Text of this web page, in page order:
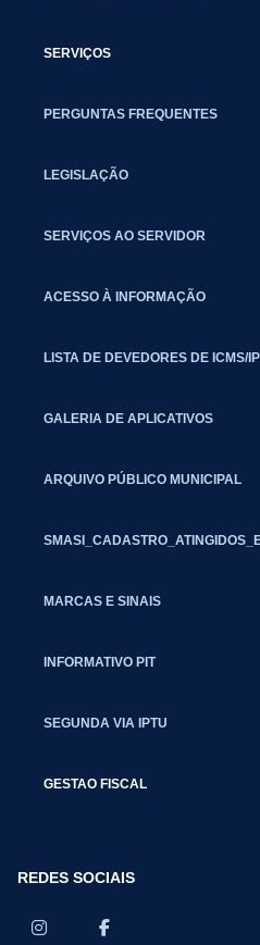
SERVIÇOS
PERGUNTAS FREQUENTES
LEGISLAÇÃO
SERVIÇOS AO SERVIDOR
ACESSO À INFORMAÇÃO
LISTA DE DEVEDORES DE ICMS/
GALERIA DE APLICATIVOS
ARQUIVO PÚBLICO MUNICIPAL
MARCAS E SINAIS
INFORMATIVO PIT
SEGUNDA VIA IPTU
GESTAO FISCAL
REDES SOCIAIS